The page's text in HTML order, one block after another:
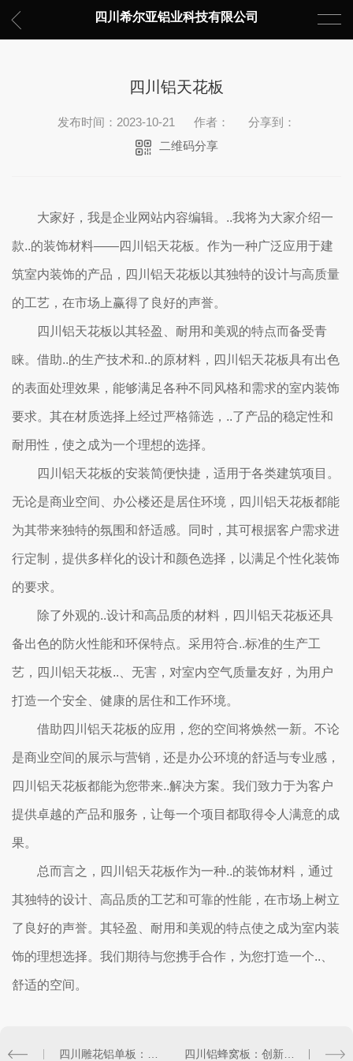
四川希尔亚铝业科技有限公司
四川铝天花板
发布时间：2023-10-21 作者：
分享到：
二维码分享
大家好，我是企业网站内容编辑。..我将为大家介绍一
款..的装饰材料——四川铝天花板。作为一种广泛应用于建
筑室内装饰的产品，四川铝天花板以其独特的设计与高质量
的工艺，在市场上赢得了良好的声誉。
四川铝天花板以其轻盈、耐用和美观的特点而备受青
睐。借助..的生产技术和..的原材料，四川铝天花板具有出色
的表面处理效果，能够满足各种不同风格和需求的室内装饰
要求。其在材质选择上经过严格筛选，..了产品的稳定性和
耐用性，使之成为一个理想的选择。
四川铝天花板的安装简便快捷，适用于各类建筑项目。
无论是商业空间、办公楼还是居住环境，四川铝天花板都能
为其带来独特的氛围和舒适感。同时，其可根据客户需求进
行定制，提供多样化的设计和颜色选择，以满足个性化装饰
的要求。
除了外观的..设计和高品质的材料，四川铝天花板还具
备出色的防火性能和环保特点。采用符合..标准的生产工
艺，四川铝天花板..、无害，对室内空气质量友好，为用户
打造一个安全、健康的居住和工作环境。
借助四川铝天花板的应用，您的空间将焕然一新。不论
是商业空间的展示与营销，还是办公环境的舒适与专业感，
四川铝天花板都能为您带来..解决方案。我们致力于为客户
提供卓越的产品和服务，让每一个项目都取得令人满意的成
果。
总而言之，四川铝天花板作为一种..的装饰材料，通过
其独特的设计、高品质的工艺和可靠的性能，在市场上树立
了良好的声誉。其轻盈、耐用和美观的特点使之成为室内装
饰的理想选择。我们期待与您携手合作，为您打造一个..、
舒适的空间。